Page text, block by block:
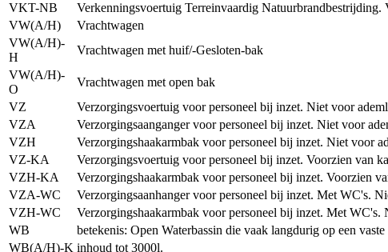
VKT-NB
Verkenningsvoertuig Terreinvaardig
VW(A/H)
Vrachtwagen
VW(A/H)-
H
Vrachtwagen met huif/-Gesloten-bak
VW(A/H)-
O
Vrachtwagen met open bak
VZ
Verzorgingsvoertuig voor personeel bij inzet. Niet voor
VZA
Verzorgingsaanganger voor personeel bij inzet. Niet voor
VZH
Verzorgingshaakarmbak voor personeel bij inzet. Niet voor
VZ-KA
Verzorgingsvoertuig voor personeel bij inzet. Voorzien van
VZH-KA
Verzorgingshaakarmbak voor personeel bij inzet. Voorzien
VZA-WC
Verzorgingsaanhanger voor personeel bij inzet. Met WC's.
VZH-WC
Verzorgingshaakarmbak voor personeel bij inzet. Met
WB
betekenis: Open Waterbassin die vaak langdurig op een
WB(A/H)-K inhoud tot 3000l.